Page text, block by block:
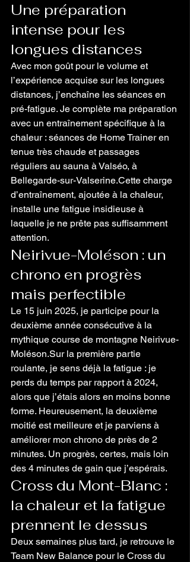
Une préparation
intense pour les
longues distances
Avec mon goût pour le volume et
l’expérience acquise sur les longues
distances, j’enchaîne les séances en
pré-fatigue. Je complète ma préparation
avec un entraînement spécifique à la
chaleur : séances de Home Trainer en
tenue très chaude et passages
réguliers au sauna à Valséo, à
Bellegarde-sur-Valserine.Cette charge
d’entraînement, ajoutée à la chaleur,
installe une fatigue insidieuse à
laquelle je ne prête pas suffisamment
attention.
Neirivue-Moléson : un
chrono en progrès
mais perfectible
Le 15 juin 2025, je participe pour la
deuxième année consécutive à la
mythique course de montagne Neirivue-
Moléson.Sur la première partie
roulante, je sens déjà la fatigue : je
perds du temps par rapport à 2024,
alors que j’étais alors en moins bonne
forme. Heureusement, la deuxième
moitié est meilleure et je parviens à
améliorer mon chrono de près de 2
minutes. Un progrès, certes, mais loin
des 4 minutes de gain que j’espérais.
Cross du Mont-Blanc :
la chaleur et la fatigue
prennent le dessus
Deux semaines plus tard, je retrouve le
Team New Balance pour le Cross du